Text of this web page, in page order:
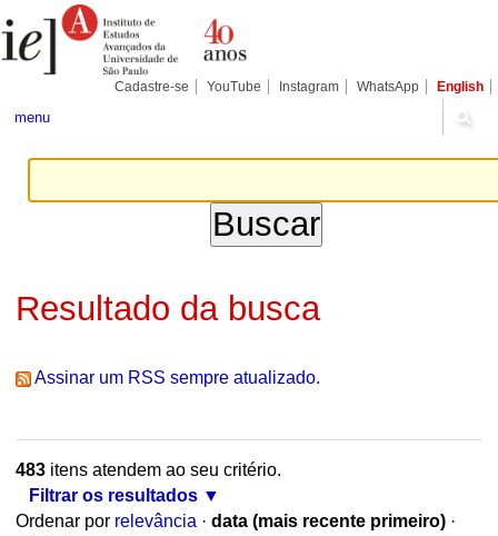
para
conteúdo.
Pessoais
Cadastre-se YouTube Instagram WhatsApp English
menu
Resultado da busca
Assinar um RSS sempre atualizado.
483itens atendem ao seu critério.
Filtrar os resultados
Ordenar por relevância · data (mais recente primeiro) ·